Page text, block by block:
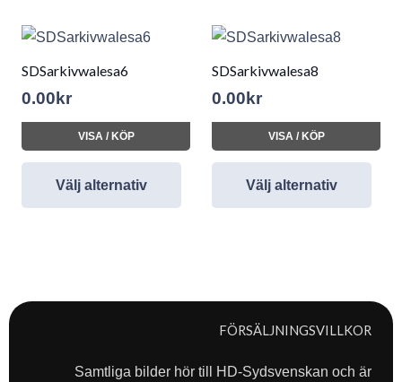
SDSarkivwalesa6
0.00 kr
VISA / KÖP
Välj alternativ
SDSarkivwalesa8
0.00 kr
VISA / KÖP
Välj alternativ
FÖRSÄLJNINGSVILLKOR
Samtliga bilder hör till HD-Sydsvenskan och är